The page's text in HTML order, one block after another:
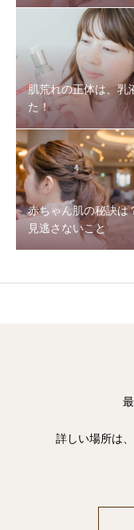
肌荒れの正体は、乳
た！
赤ちゃん肌の秘訣は
見逃さないこと
詳しい場所は